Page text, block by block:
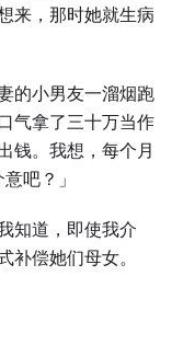
来，那时她就生病
的小男友一溜烟跑
气拿了三十万当作
钱。我想，每个月
吧？」
知道，即使我介
补偿她们母女。